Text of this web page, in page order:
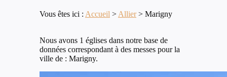
Vous êtes ici : Accueil > Allier> Marigny
Nous avons 1 églises dans notre base de
données correspondant à des messes pour la
ville de : Marigny.